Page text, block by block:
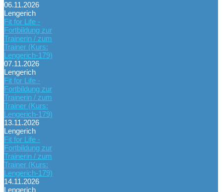
06.11.2026
Lengerich
Fit for Life -
Fortbildung zur
Trainerin / zum
Trainer (Kurs:
Lengerich-179)
07.11.2026
Lengerich
Fit for Life -
Fortbildung zur
Trainerin / zum
Trainer (Kurs:
Lengerich-179)
13.11.2026
Lengerich
Fit for Life -
Fortbildung zur
Trainerin / zum
Trainer (Kurs:
Lengerich-179)
14.11.2026
Lengerich